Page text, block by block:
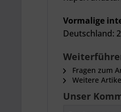
Vormalige
Deutschland:
Fragen zum
Weitere
Unser